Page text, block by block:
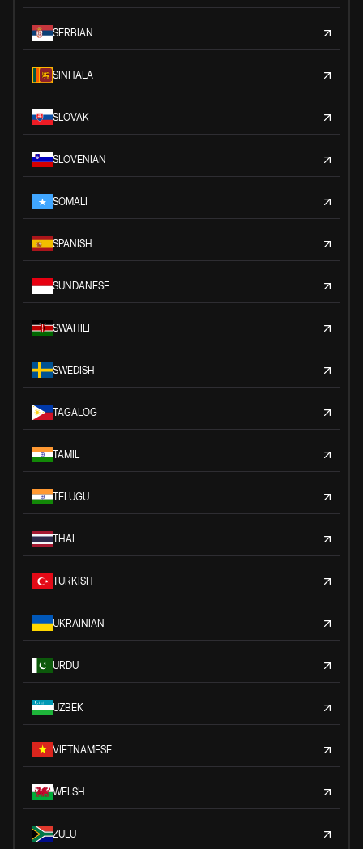
SERBIAN
SINHALA
SLOVAK
SLOVENIAN
SOMALI
SPANISH
SUNDANESE
SWAHILI
SWEDISH
TAGALOG
TAMIL
TELUGU
THAI
TURKISH
UKRAINIAN
URDU
UZBEK
VIETNAMESE
WELSH
ZULU